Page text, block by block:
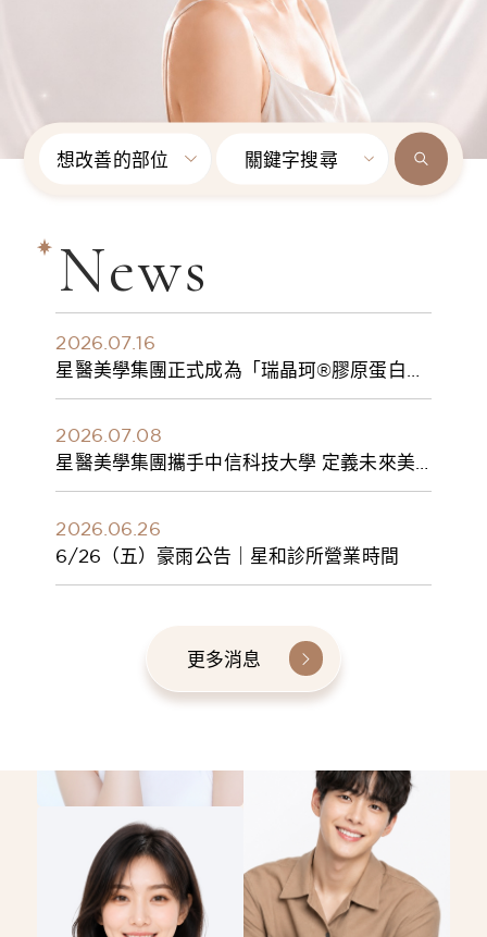
想改善的部位 關鍵字搜尋
News
2026.07.16
星醫美學集團正式成為「瑞晶珂®膠原蛋白植
入劑」台灣獨家總代理
2026.07.08
星醫美學集團攜手中信科技大學 定義未來美
學人才新標準 建構健康美學產學共育模式 串
2026.06.26
6/26（五）豪雨公告｜星和診所營業時間
更多消息